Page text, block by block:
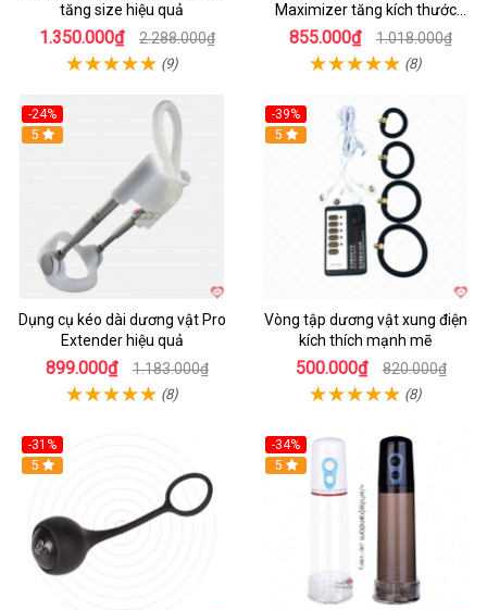
tăng size hiệu quả
1.350.000₫ 2.288.000₫
(9)
Maximizer tăng kích thước
nhanh
855.000₫ 1.018.000₫
(8)
-24%
Hot
5
Dụng cụ kéo dài dương vật Pro
Extender hiệu quả
899.000₫ 1.183.000₫
(8)
-39%
Hot
5
Vòng tập dương vật xung điện
kích thích mạnh mẽ
500.000₫ 820.000₫
(8)
-31%
Hot
5
-34%
Hot
5